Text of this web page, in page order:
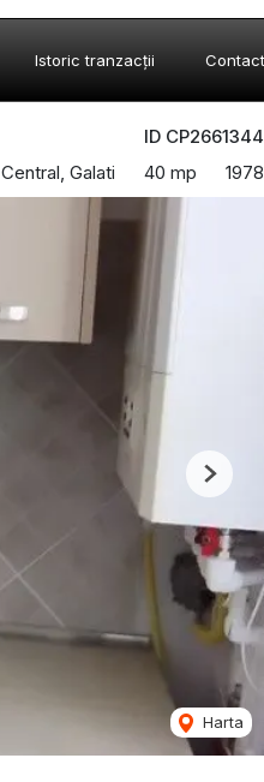
Istoric tranzacții Contact
ID CP2661344
Central, Galati 40 mp 1978
Harta
Next